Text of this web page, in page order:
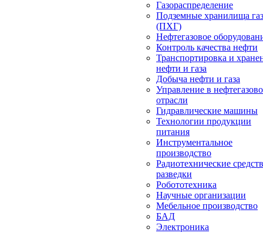
Газораспределение
Подземные хранилища
(ПХГ)
Нефтегазовое
Контроль качества нефти
Транспортировка и
нефти и газа
Добыча нефти и газа
Управление в
отрасли
Гидравлические машины
Технологии продукции
питания
Инструментальное
производство
Радиотехнические
разведки
Робототехника
Научные организации
Мебельное производство
БАД
Электроника